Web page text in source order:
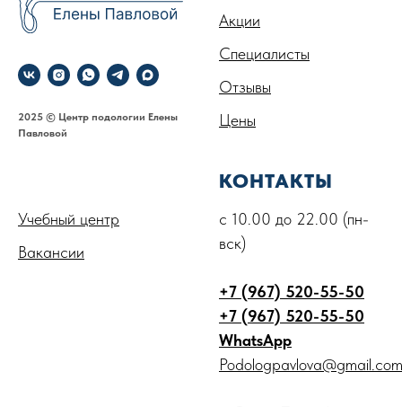
2025 © Центр подологии Елены
Павловой
Акции
Специалисты
Отзывы
Цены
Учебный центр
Вакансии
КОНТАКТЫ
с 10.00 до 22.00 (пн-
вск)
+7 (967) 520-55-50
+7 (967) 520-55-50
WhatsApp
Podologpavlova@gmail.com